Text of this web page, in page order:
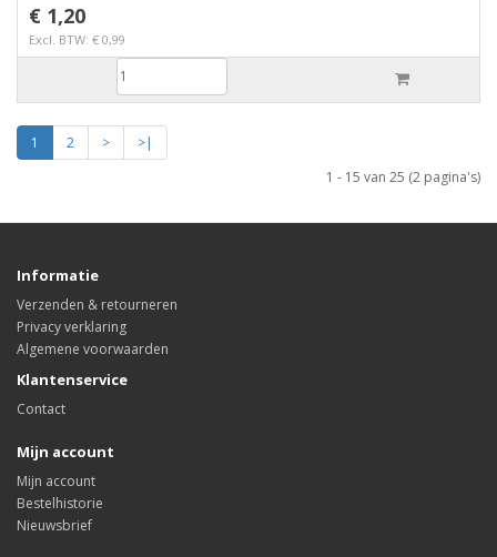
€ 1,20
Excl. BTW: € 0,99
1 2 >
>|
1 - 15 van 25 (2 pagina's)
Informatie
Verzenden & retourneren
Privacy verklaring
Algemene voorwaarden
Klantenservice
Contact
Mijn account
Mijn account
Bestelhistorie
Nieuwsbrief